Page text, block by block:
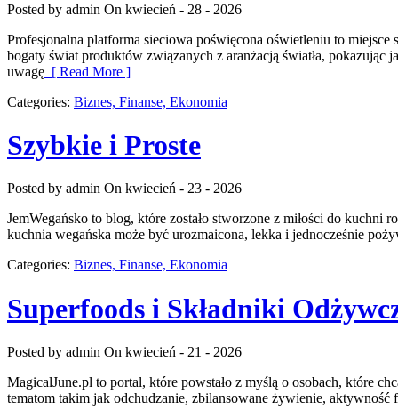
Posted by admin On kwiecień - 28 - 2026
Profesjonalna platforma sieciowa poświęcona oświetleniu to
bogaty świat produktów związanych z aranżacją światła, pokazując
uwagę [ Read More ]
Categories: Biznes, Finanse, Ekonomia
Szybkie i Proste
Posted by admin On kwiecień - 23 - 2026
JemWegańsko to blog, które zostało stworzone z miłości do
kuchnia wegańska może być urozmaicona, lekka i jednocześnie
Categories: Biznes, Finanse, Ekonomia
Superfoods i Składniki
Posted by admin On kwiecień - 21 - 2026
MagicalJune.pl to portal, które powstało z myślą o osobach, które
tematom takim jak odchudzanie, zbilansowane żywienie,